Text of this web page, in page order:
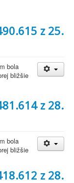
z 25.
bola
bližšie
z 28.
bola
bližšie
z 28.